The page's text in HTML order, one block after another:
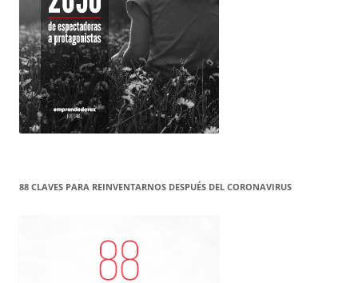
88 CLAVES PARA REINVENTARNOS DESPUÉS DEL CORONAVIRUS